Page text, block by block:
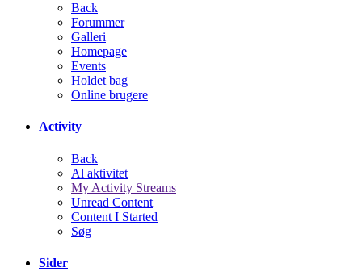
Back
Forummer
Galleri
Homepage
Events
Holdet bag
Online brugere
Activity
Back
Al aktivitet
My Activity Streams
Unread Content
Content I Started
Søg
Sider